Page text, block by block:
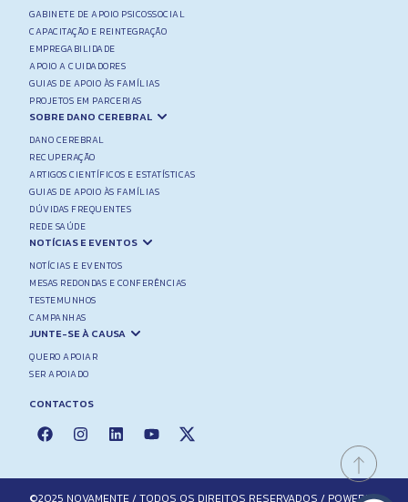
GABINETE DE APOIO PSICOSSOCIAL
CAPACITAÇÃO E REINTEGRAÇÃO
EMPREGABILIDADE
APOIO A CUIDADORES
GUIAS DE APOIO ÀS FAMÍLIAS
PROJETOS EM PARCERIAS
SOBRE DANO CEREBRAL
DANO CEREBRAL
RECUPERAÇÃO
ARTIGOS CIENTÍFICOS E ESTATÍSTICAS
GUIAS DE APOIO ÀS FAMÍLIAS
DÚVIDAS FREQUENTES
REDE SAÚDE
NOTÍCIAS E EVENTOS
NOTÍCIAS E EVENTOS
MESAS REDONDAS E CONFERÊNCIAS
TESTEMUNHOS
CAMPANHAS
JUNTE-SE À CAUSA
QUERO APOIAR
SER APOIADO
CONTACTOS
©2025 NOVAMENTE / TODOS OS DIREITOS RESERVADOS / POWERED